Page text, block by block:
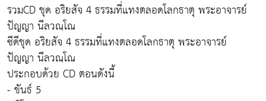
รวมCD ชุด อริยสัจ 4 ธรรมที่แทงตลอดโลกธาตุ พระอาจารย์
ปัญญา นีลวณฺโณ
ซีดีชุด อริยสัจ 4 ธรรมที่แทงตลอดโลกธาตุ พระอาจารย์
ปัญญา นีลวณฺโณ
ประกอบด้วย CD ตอนดังนี้
- ขันธ์ 5